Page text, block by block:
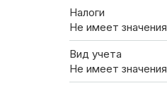
Налоги
Не имеет значения
Вид учета
Не имеет значения